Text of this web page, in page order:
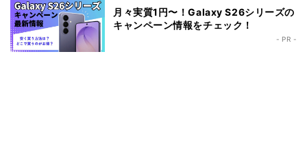
月々実質1円〜！Galaxy S26シリーズの
キャンペーン情報をチェック！
- PR -